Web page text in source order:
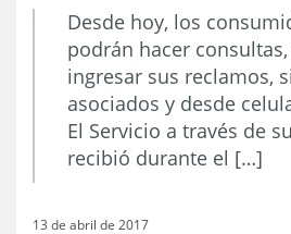
Desde hoy, los
podrán hacer
ingresar sus reclamos,
asociados y desde
El Servicio a través de
recibió durante el […]
13 de abril de 2017